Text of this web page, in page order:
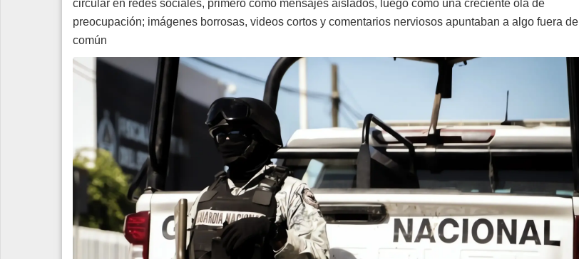
Edición Impresacircular en redes sociales, primero como mensajes aislados, luego como una creciente ola de
preocupación; imágenes borrosas, videos cortos y comentarios nerviosos apuntaban a algo fuera
común